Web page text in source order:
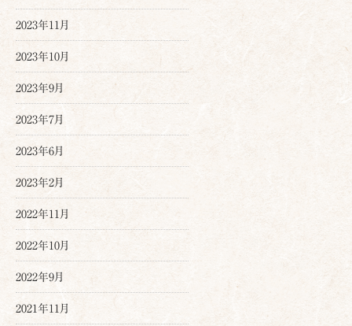
2023年11月
2023年10月
2023年9月
2023年7月
2023年6月
2023年2月
2022年11月
2022年10月
2022年9月
2021年11月